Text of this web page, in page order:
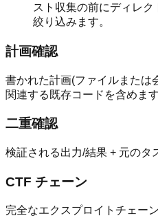
スト収集の前にディレ
絞り込みます。
計画確認
書かれた計画(ファイルまたは
関連する既存コードを含めます
二重確認
検証される出力/結果 + 元のタ
CTF チェーン
完全なエクスプロイトチェー